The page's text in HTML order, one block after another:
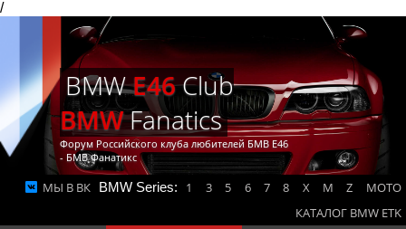
/
BMWE46Club
BMWFanatics
Форум Российского клуба любителей БМВ Е46
- БМВ Фанатикс
МЫ В ВК BMW Series: 1 3 5 6 7 8 X M Z
MOTO
КАТАЛОГ BMW ETK